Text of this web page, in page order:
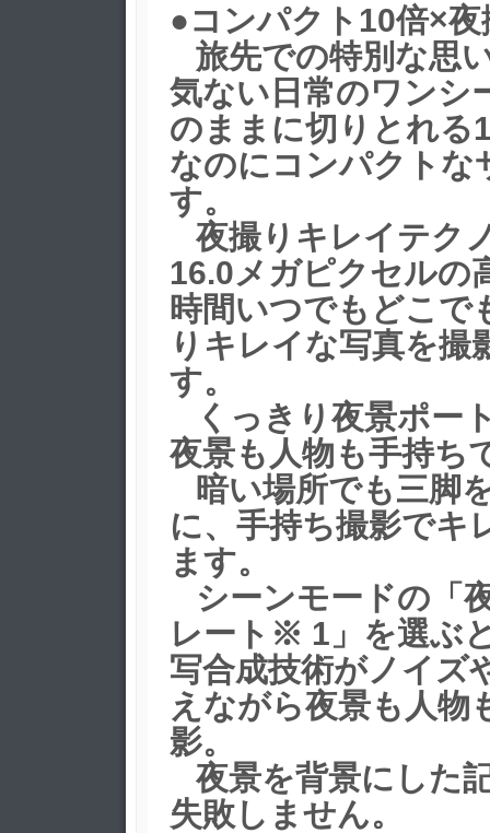
●コンパクト10倍×
旅先での特別な思
気ない日常のワンシ
のままに切りとれる
なのにコンパクトな
す。
夜撮りキレイテク
16.0メガピクセルの
時間いつでもどこで
りキレイな写真を撮
す。
くっきり夜景ポー
夜景も人物も手持ち
暗い場所でも三脚
に、手持ち撮影でキ
ます。
シーンモードの「
レート※ 1」を選ぶ
写合成技術がノイズ
えながら夜景も人物
影。
夜景を背景にした
失敗しません。